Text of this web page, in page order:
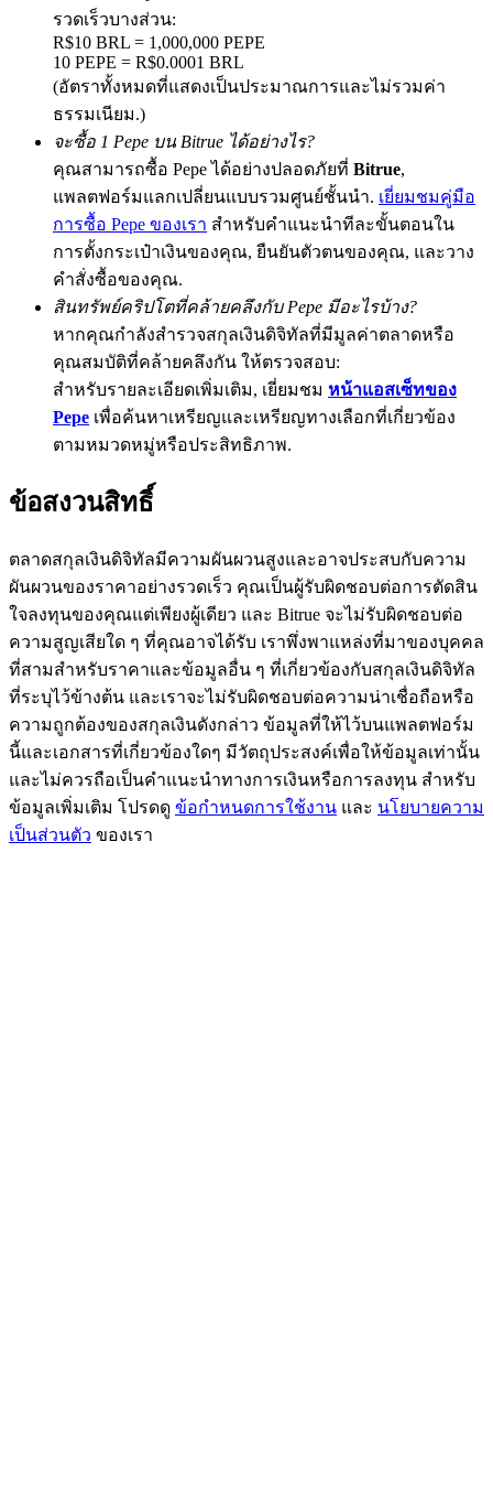
Precious Metals Trading Carnival
Trade Gold & Silver · 33,333 USDT Bonus
USDT New User Exclusive 10% APR
USDT Flexible Staking | Daily Rewards
New Listing Futures Fest
Trade New Futures, Win 200,000 USDT
Crypto World Cup 2026: Grand Finale
กิจกรรมเพิ่มเติม
รับรางวัลและสิทธิพิเศษสุดพิเศษ
ศูนย์รางวัล
รวดเร็วบางส่วน:
R$10 BRL = 1,000,000 PEPE
10 PEPE = R$0.0001 BRL
(อัตราทั้งหมดที่แสดงเป็นประมาณการและไม่รวมค่า
ธรรมเนียม.)
จะซื้อ 1 Pepe บน Bitrue ได้อย่างไร?
คุณสามารถซื้อ Pepe ได้อย่างปลอดภัยที่ Bitrue,
แพลตฟอร์มแลกเปลี่ยนแบบรวมศูนย์ชั้นนำ. เยี่ยมชมคู่มือ
การซื้อ Pepe ของเรา สำหรับคำแนะนำทีละขั้นตอนใน
การตั้งกระเป๋าเงินของคุณ, ยืนยันตัวตนของคุณ, และวาง
คำสั่งซื้อของคุณ.
สินทรัพย์คริปโตที่คล้ายคลึงกับ Pepe มีอะไรบ้าง?
หากคุณกำลังสำรวจสกุลเงินดิจิทัลที่มีมูลค่าตลาดหรือ
คุณสมบัติที่คล้ายคลึงกัน ให้ตรวจสอบ:
สำหรับรายละเอียดเพิ่มเติม, เยี่ยมชม หน้าแอสเซ็ทของ
Pepe เพื่อค้นหาเหรียญและเหรียญทางเลือกที่เกี่ยวข้อง
ตามหมวดหมู่หรือประสิทธิภาพ.
ข้อสงวนสิทธิ์
ตลาดสกุลเงินดิจิทัลมีความผันผวนสูงและอาจประสบกับความ
ผันผวนของราคาอย่างรวดเร็ว คุณเป็นผู้รับผิดชอบต่อการตัดสิน
ใจลงทุนของคุณแต่เพียงผู้เดียว และ Bitrue จะไม่รับผิดชอบต่อ
ความสูญเสียใด ๆ ที่คุณอาจได้รับ เราพึ่งพาแหล่งที่มาของบุคคล
ที่สามสำหรับราคาและข้อมูลอื่น ๆ ที่เกี่ยวข้องกับสกุลเงินดิจิทัล
ที่ระบุไว้ข้างต้น และเราจะไม่รับผิดชอบต่อความน่าเชื่อถือหรือ
ความถูกต้องของสกุลเงินดังกล่าว ข้อมูลที่ให้ไว้บนแพลตฟอร์ม
นี้และเอกสารที่เกี่ยวข้องใดๆ มีวัตถุประสงค์เพื่อให้ข้อมูลเท่านั้น
และไม่ควรถือเป็นคำแนะนำทางการเงินหรือการลงทุน สำหรับ
ข้อมูลเพิ่มเติม โปรดดู ข้อกำหนดการใช้งาน และ นโยบายความ
เป็นส่วนตัว ของเรา